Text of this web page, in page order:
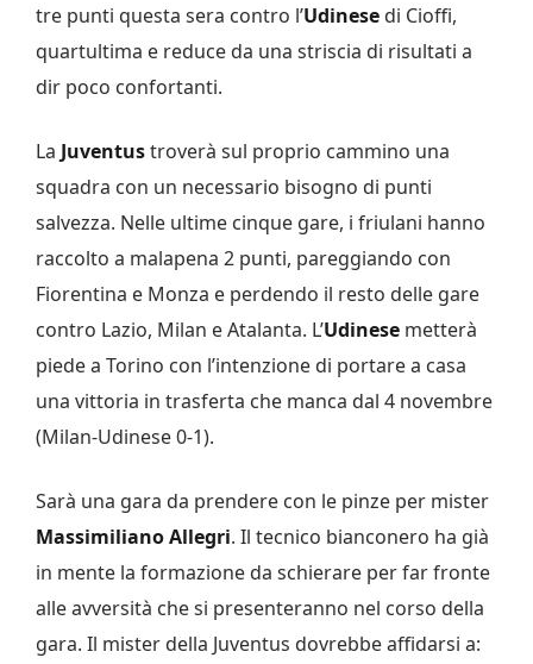
tre punti questa sera contro l’Udinese di Cioffi,
quartultima e reduce da una striscia di risultati a
dir poco confortanti.
La Juventustroverà sul proprio cammino una
squadra con un necessario bisogno di punti
salvezza. Nelle ultime cinque gare, i friulani hanno
raccolto a malapena 2 punti, pareggiando con
Fiorentina e Monza e perdendo il resto delle gare
contro Lazio, Milan e Atalanta. L’Udinese metterà
piede a Torino con l’intenzione di portare a casa
una vittoria in trasferta che manca dal 4 novembre
(Milan-Udinese 0-1).
Sarà una gara da prendere con le pinze per mister
Massimiliano Allegri. Il tecnico bianconero ha già
in mente la formazione da schierare per far fronte
alle avversità che si presenteranno nel corso della
gara. Il mister della Juventus dovrebbe affidarsi a: